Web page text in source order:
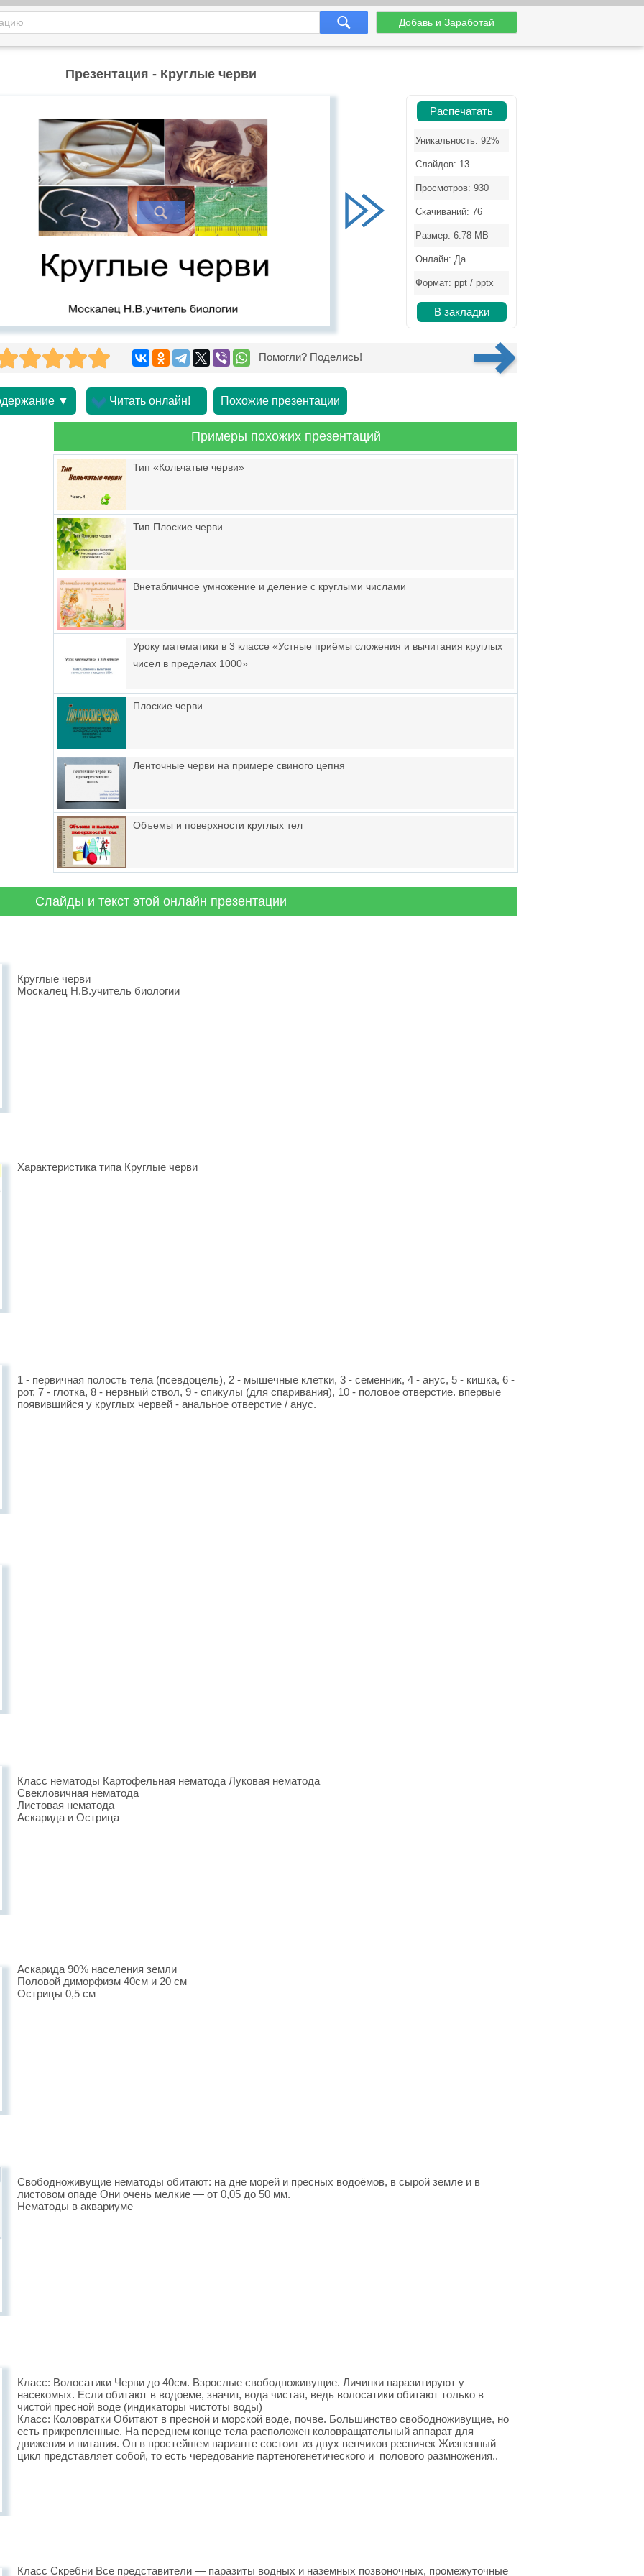
Добавь и Заработай
Презентация - Круглые черви
Распечатать
Уникальность: 92%
Слайдов: 13
Просмотров: 930
Скачиваний: 76
Размер: 6.78 MB
Онлайн: Да
Формат: ppt / pptx
В закладки
Помогли? Поделись!
▼ Читать онлайн! Похожие презентации
Примеры похожих презентаций
Тип «Кольчатые черви»
Тип Плоские черви
Внетабличное умножение и деление с круглыми числами
Уроку математики в 3 классе «Устные приёмы сложения и вычитания круглых
чисел в пределах 1000»
Плоские черви
Ленточные черви на примере свиного цепня
Объемы и поверхности круглых тел
Слайды и текст этой онлайн презентации
Круглые черви
Москалец Н.В.учитель биологии
Характеристика типа Круглые черви
1 - первичная полость тела (псевдоцель), 2 - мышечные клетки, 3 - семенник, 4 - анус, 5 - кишка, 6 -
рот, 7 - глотка, 8 - нервный ствол, 9 - спикулы (для спаривания), 10 - половое отверстие. впервые
появившийся у круглых червей - анальное отверстие / анус.
Класс нематоды Картофельная нематода Луковая нематода
Свекловичная нематода
Листовая нематода
Аскарида и Острица
Аскарида 90% населения земли
Половой диморфизм 40см и 20 см
Острицы 0,5 см
Свободноживущие нематоды обитают: на дне морей и пресных водоёмов, в сырой земле и в
листовом опаде Они очень мелкие — от 0,05 до 50 мм.
Нематоды в аквариуме
Класс: Волосатики Черви до 40см. Взрослые свободноживущие. Личинки паразитируют у
насекомых. Если обитают в водоеме, значит, вода чистая, ведь волосатики обитают только в
чистой пресной воде (индикаторы чистоты воды)
Класс: Коловратки Обитают в пресной и морской воде, почве. Большинство свободноживущие, но
есть прикрепленные. На переднем конце тела расположен коловращательный аппарат для
движения и питания. Он в простейшем варианте состоит из двух венчиков ресничек Жизненный
цикл представляет собой, то есть чередование партеногенетического и полового размножения..
Класс Скребни Все представители — паразиты водных и наземных позвоночных, промежуточные